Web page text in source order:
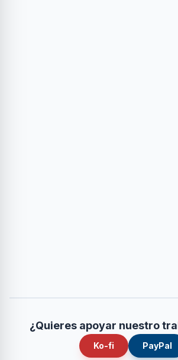
¿Quieres apoyar nuestro
Ko-fi PayPal